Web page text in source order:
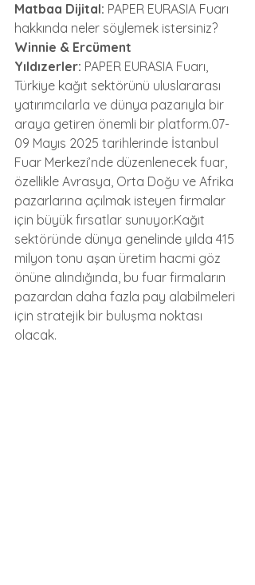
Matbaa Dijital: PAPER EURASIA Fuarı
hakkında neler söylemek istersiniz?
Winnie & Ercüment
Yıldızerler: PAPER EURASIA Fuarı,
Türkiye kağıt sektörünü uluslararası
yatırımcılarla ve dünya pazarıyla bir
araya getiren önemli bir platform.07-
09 Mayıs 2025 tarihlerinde İstanbul
Fuar Merkezi’nde düzenlenecek fuar,
özellikle Avrasya, Orta Doğu ve Afrika
pazarlarına açılmak isteyen firmalar
için büyük fırsatlar sunuyor.Kağıt
sektöründe dünya genelinde yılda 415
milyon tonu aşan üretim hacmi göz
önüne alındığında, bu fuar firmaların
pazardan daha fazla pay alabilmeleri
için stratejik bir buluşma noktası
olacak.